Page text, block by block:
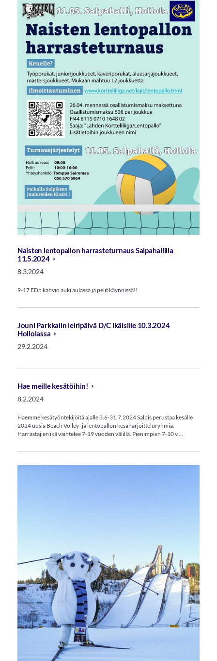
Naisten lentopallon harrasteturnaus Salpahallilla
11.5.2024
8.3.2024
9-17 EDp kahvio auki aulassa ja pelit käynnissä!!
Jouni Parkkalin leiripäivä D/C ikäisille 10.3.2024
Hollolassa
29.2.2024
Hae meille kesätöihin!
8.2.2024
Haemme kesätyöntekijöitä ajalle 3.6-31.7.2024 Salpis perustaa kesälle
2024 uusia Beach Volley- ja lentopallon kesäharjoitteluryhmiä.
Harrastajien ikä vaihtelee 7-19 vuoden välillä. Pienimpien 7-10 v.…